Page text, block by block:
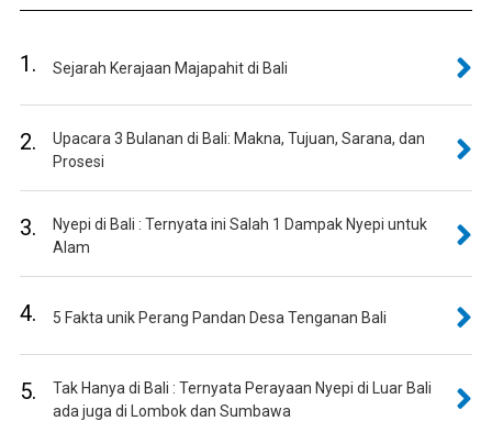
1. Sejarah Kerajaan Majapahit di Bali
2.
Upacara 3 Bulanan di Bali: Makna, Tujuan, Sarana, dan
Prosesi
3.
Nyepi di Bali : Ternyata ini Salah 1 Dampak Nyepi untuk
Alam
4. 5 Fakta unik Perang Pandan Desa Tenganan Bali
5.
Tak Hanya di Bali : Ternyata Perayaan Nyepi di Luar Bali
ada juga di Lombok dan Sumbawa